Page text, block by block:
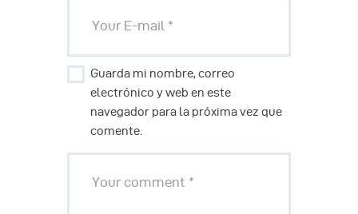
Guarda mi nombre, correo
electrónico y web en este
navegador para la próxima vez que
comente.